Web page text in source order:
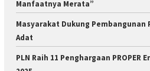
Manfaatnya Merata”
Masyarakat Dukung Pembangunan
Adat
PLN Raih 11 Penghargaan PROPER